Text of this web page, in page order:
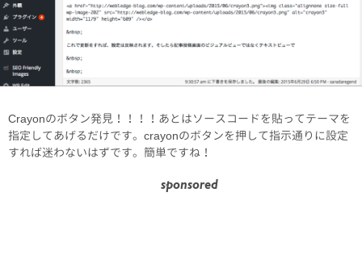
Crayonのボタン発見！！！！あとはソースコードを貼ってテーマを
指定してあげるだけです。crayonのボタンを押して指示通りに設定
すれば迷わないはずです。簡単ですね！
sponsored